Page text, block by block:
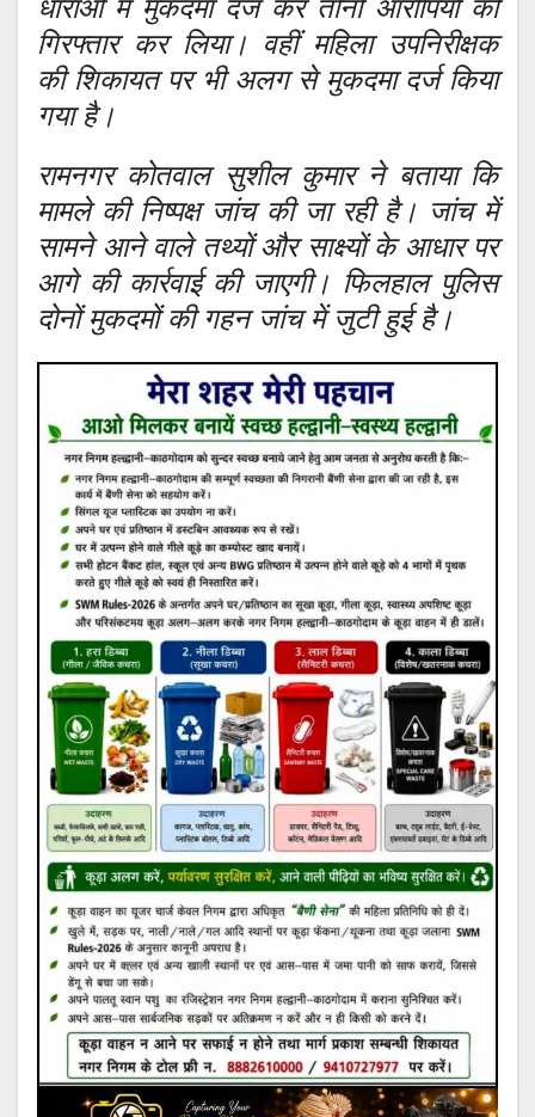
धाराओं में मुकदमा दर्ज कर तीनों आरोपियों को
गिरफ्तार कर लिया। वहीं महिला उपनिरीक्षक
की शिकायत पर भी अलग से मुकदमा दर्ज किया
गया है।
रामनगर कोतवाल सुशील कुमार ने बताया कि
मामले की निष्पक्ष जांच की जा रही है। जांच में
सामने आने वाले तथ्यों और साक्ष्यों के आधार पर
आगे की कार्रवाई की जाएगी। फिलहाल पुलिस
दोनों मुकदमों की गहन जांच में जुटी हुई है।